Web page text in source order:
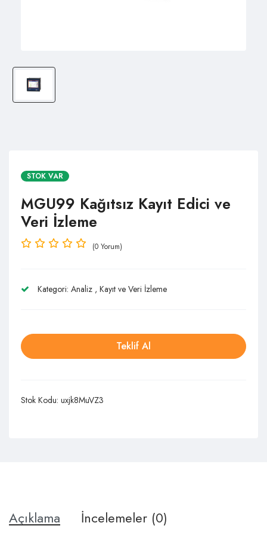
STOK VAR
MGU99 Kağıtsız Kayıt Edici ve
Veri İzleme
(0 Yorum)
Kategori: Analiz , Kayıt ve Veri İzleme
Teklif Al
Stok Kodu: uxjk8MuVZ3
Açıklama İncelemeler (0)